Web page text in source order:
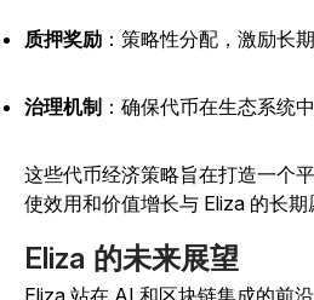
质押奖励 ：策略性分配，激励长
治理机制 ：确保代币在生态系统
这些代币经济策略旨在打造一个
使效用和价值增长与 Eliza 的长期
Eliza 的未来展望